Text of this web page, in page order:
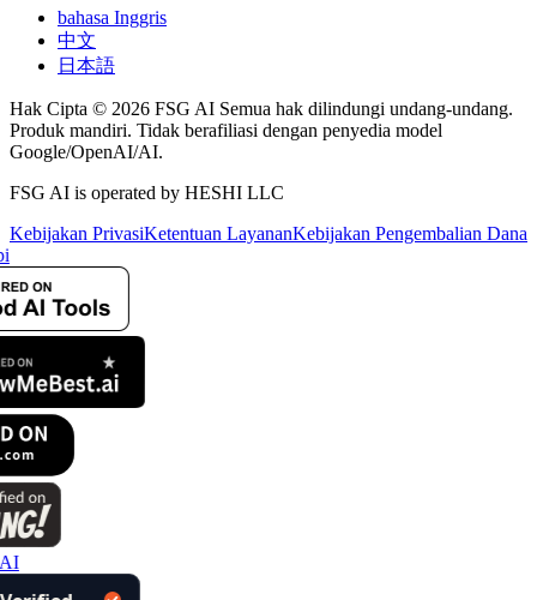
bahasa Inggris
中文
日本語
Hak Cipta © 2026 FSG AI Semua hak dilindungi undang-undang.
Produk mandiri. Tidak berafiliasi dengan penyedia model
Google/OpenAI/AI.
FSG AI is operated by HESHI LLC
Kebijakan PrivasiKetentuan LayananKebijakan Pengembalian Dana